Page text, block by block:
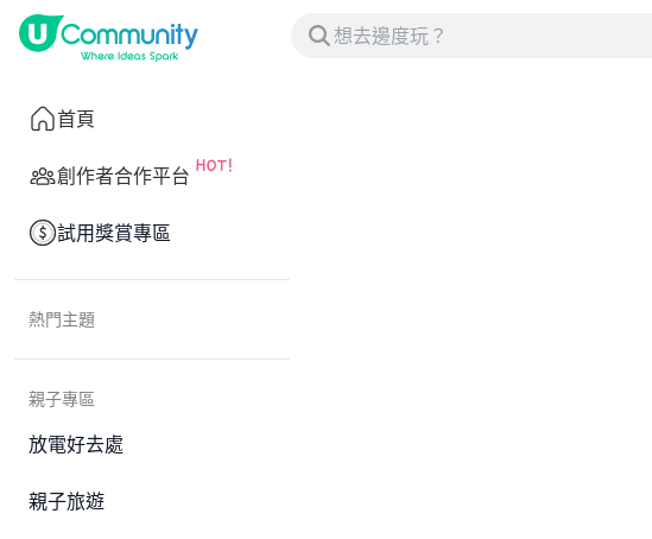
首頁
創作者合作平台
試用獎賞專區
熱門主題
親子專區
放電好去處
親子旅遊